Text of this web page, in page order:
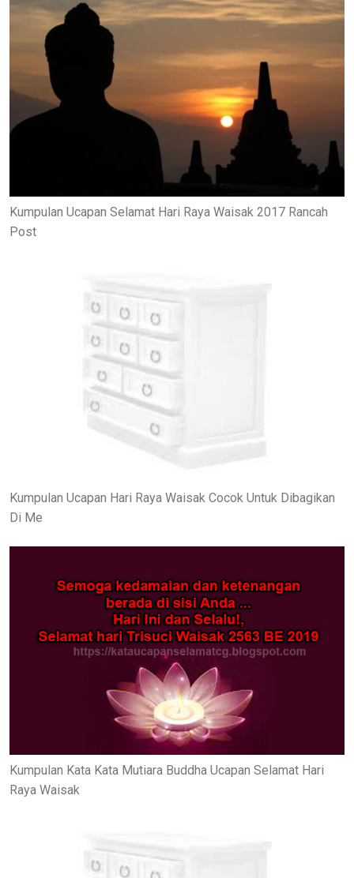
Kumpulan Ucapan Selamat Hari Raya Waisak 2017 Rancah
Post
Kumpulan Ucapan Hari Raya Waisak Cocok Untuk Dibagikan
Di Me
Kumpulan Kata Kata Mutiara Buddha Ucapan Selamat Hari
Raya Waisak